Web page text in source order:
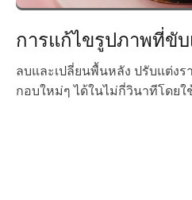
การแก้ไขรูปภาพที่ขั
ลบและเปลี่ยนพื้นหลัง ปรับแต่งร
กอบใหม่ๆ ได้ในไม่กี่วินาทีโดยใ